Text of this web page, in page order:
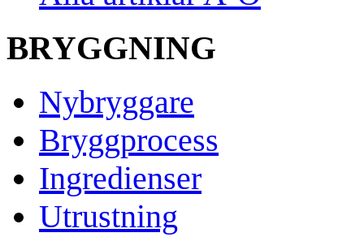
BRYGGNING
Nybryggare
Bryggprocess
Ingredienser
Utrustning